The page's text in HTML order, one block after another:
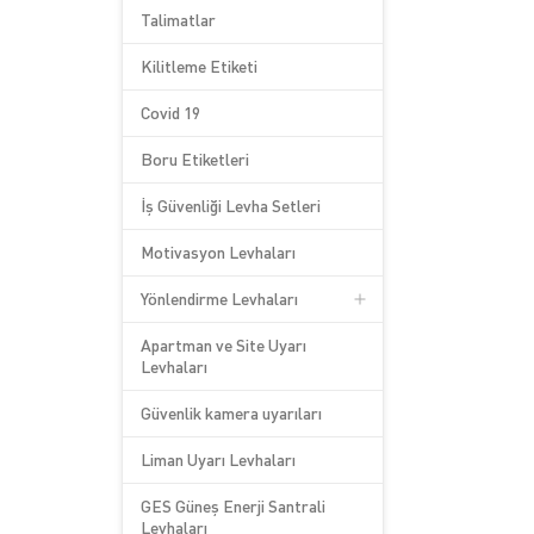
Talimatlar
Kilitleme Etiketi
Covid 19
Boru Etiketleri
İş Güvenliği Levha Setleri
Motivasyon Levhaları
Yönlendirme Levhaları
Apartman ve Site Uyarı
Levhaları
Güvenlik kamera uyarıları
Liman Uyarı Levhaları
GES Güneş Enerji Santrali
Levhaları